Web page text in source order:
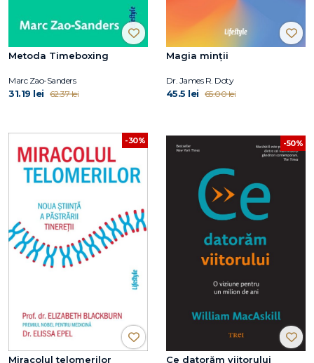
Metoda Timeboxing
Marc Zao-Sanders
31.19 lei 62.37 lei
Magia minții
Dr. James R. Doty
45.5 lei 65.00 lei
-30%
Miracolul telomerilor
-50%
Ce datorăm viitorului